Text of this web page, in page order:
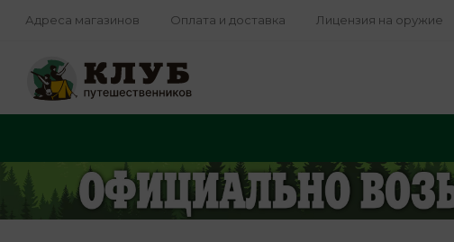
Адреса магазинов Оплата и доставка Лицензия на оружие